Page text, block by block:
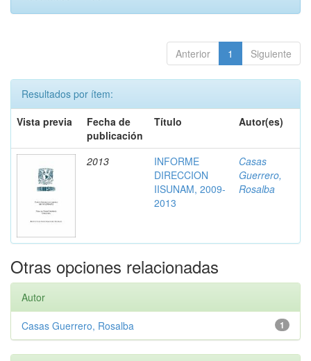
Anterior 1 Siguiente
Resultados por ítem:
Vista previa
Fecha de
publicación
Título Autor(es)
2013
INFORME
DIRECCION
IISUNAM, 2009-
2013
Casas
Guerrero,
Rosalba
Otras opciones relacionadas
Autor
1
Casas Guerrero, Rosalba